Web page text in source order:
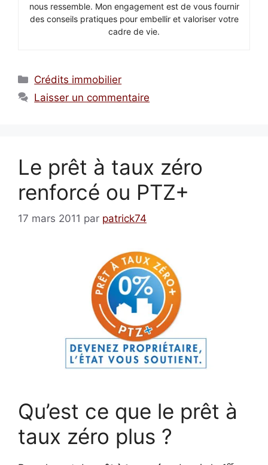
nous ressemble. Mon engagement est de vous fournir
des conseils pratiques pour embellir et valoriser votre
cadre de vie.
Catégories
Crédits immobilier
Laisser un commentaire
Le prêt à taux zéro
renforcé ou PTZ+
17 mars 2011 par patrick74
Qu’est ce que le prêt à
taux zéro plus ?